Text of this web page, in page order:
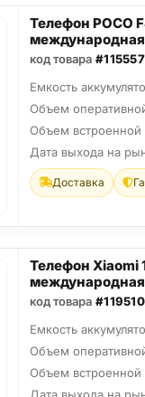
Телефон POCO
код товара
Емкость
Объем
Объем встроенной
Дата выхода на
Доставка
Телефон Xiaomi
код товара
Емкость
Объем
Объем встроенной